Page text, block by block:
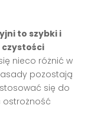
to szybki i
nieco różnić w
pozostają
się do
ostrożność